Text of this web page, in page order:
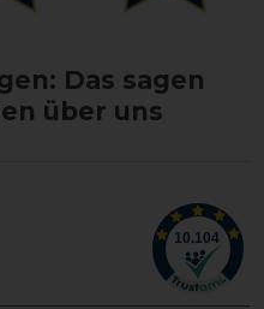
Das sagen
über uns